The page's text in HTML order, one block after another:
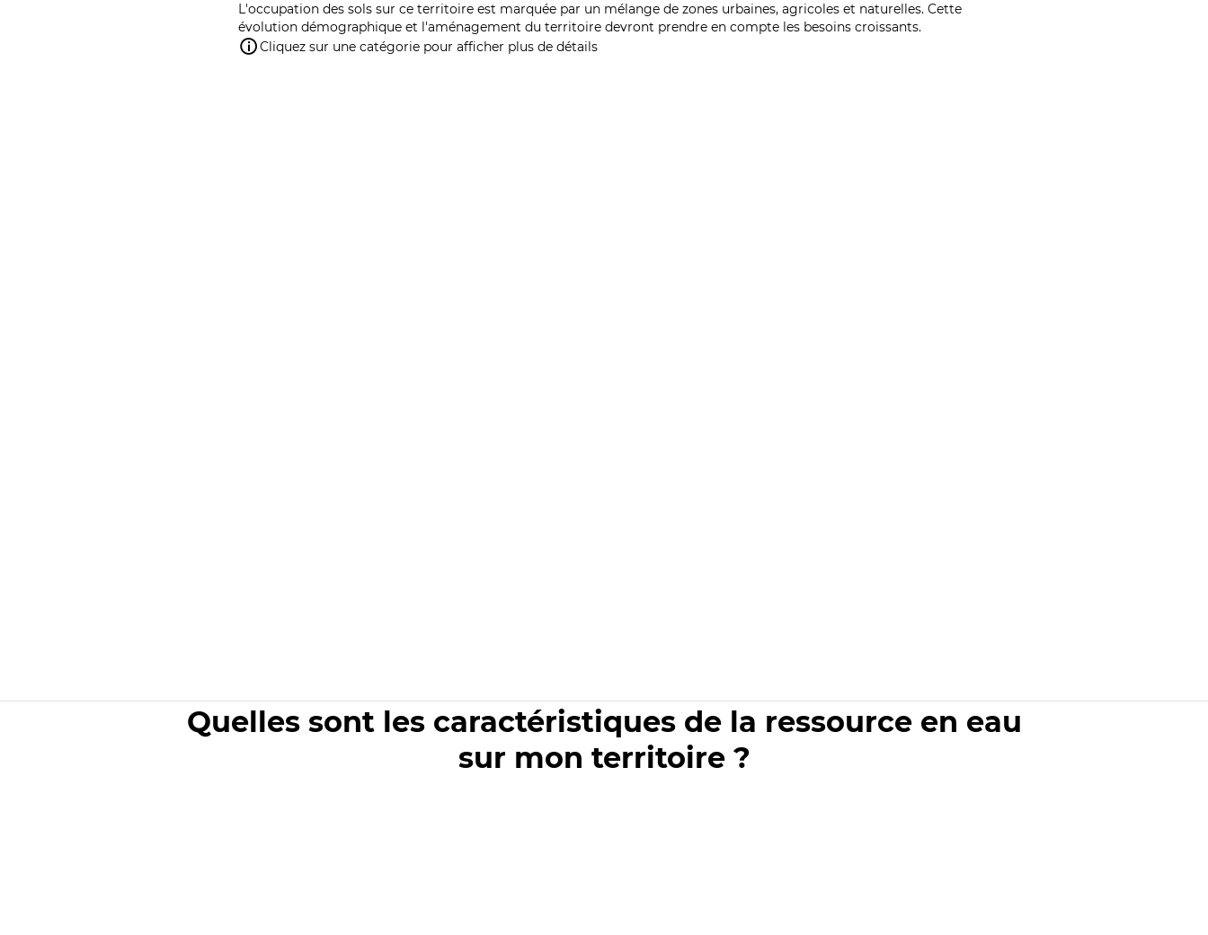
L'occupation des sols sur ce territoire est marquée par un mélange de zones urbaines, agricoles et naturelles. Cette
évolution démographique et l'aménagement du territoire devront prendre en compte les besoins croissants.
Cliquez sur une catégorie pour afficher plus de détails
Quelles sont les caractéristiques de la ressource en eau
sur mon territoire ?